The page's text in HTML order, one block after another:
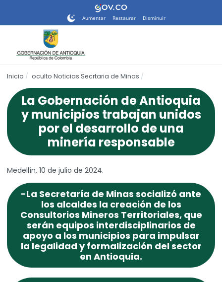
sitio
de
accesibilidad.
Aumentar Restaurar Disminuir
Inicio oculto Noticias Secrtaria de Minas
La Gobernación de Antioquia
y municipios trabajan unidos
por el desarrollo de una
minería responsable
Medellín, 10 de julio de 2024.
-La Secretaría de Minas socializó ante
los alcaldes la creación de los
Consultorios Mineros Territoriales, que
serán equipos interdisciplinarios de
apoyo a los municipios para impulsar
la legalidad y formalización del sector
en Antioquia.